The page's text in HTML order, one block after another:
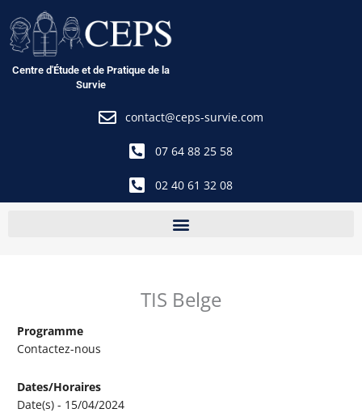
au
contenu
Centre d'Étude et de Pratique de la
Survie
contact@ceps-survie.com
07 64 88 25 58
02 40 61 32 08
TIS Belge
Programme
Contactez-nous
Dates/Horaires
Date(s) - 15/04/2024